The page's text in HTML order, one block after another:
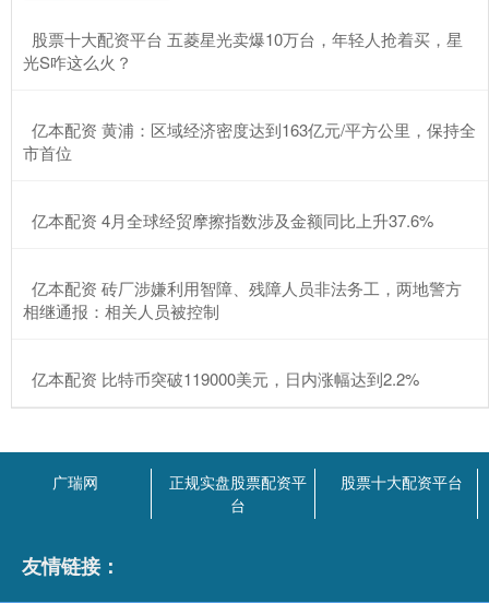
​股票十大配资平台 五菱星光卖爆10万台，年轻人抢着买，星
光S咋这么火？
​亿本配资 黄浦：区域经济密度达到163亿元/平方公里，保持全
市首位
​亿本配资 4月全球经贸摩擦指数涉及金额同比上升37.6%
​亿本配资 砖厂涉嫌利用智障、残障人员非法务工，两地警方
相继通报：相关人员被控制
​亿本配资 比特币突破119000美元，日内涨幅达到2.2%
广瑞网
正规实盘股票配资平
台
股票十大配资平台
友情链接：